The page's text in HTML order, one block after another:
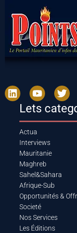
Lets
Actua
Interviews
Mauritanie
Maghreb
Sahel&Sahara
Afrique-Sub
Opportunités &
Societé
Nos Services
Les Éditions